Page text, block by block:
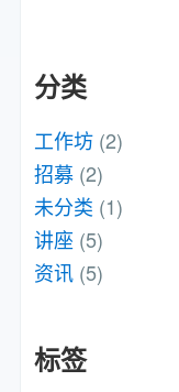
分类
工作坊 (2)
招募 (2)
未分类 (1)
讲座 (5)
资讯 (5)
标签